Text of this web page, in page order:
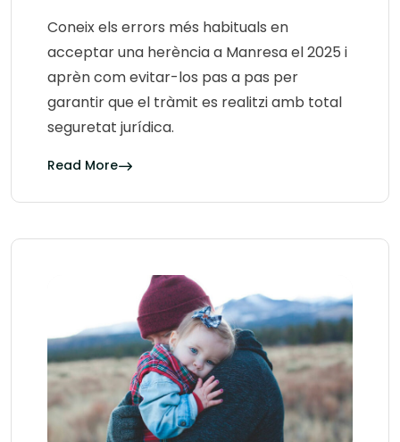
Coneix els errors més habituals en
acceptar una herència a Manresa el 2025 i
aprèn com evitar-los pas a pas per
garantir que el tràmit es realitzi amb total
seguretat jurídica.
Read More